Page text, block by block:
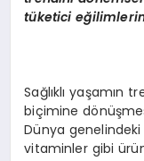
tüketici
Sağlıklı yaşamın
biçimine
Dünya
vitaminler gibi